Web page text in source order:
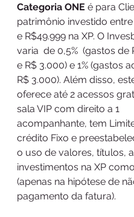
Categoria ONE é para
patrimônio investido
e R$49.999 na XP. O
varia  de 0,5%  (gastos de
e R$ 3.000) e 1% (gastos
R$ 3.000). Além disso,
oferece até 2 acessos
sala VIP com direito a 1
acompanhante, tem
crédito Fixo e
o uso de valores, títulos,
investimentos na XP
(apenas na hipótese de
pagamento da fatura).